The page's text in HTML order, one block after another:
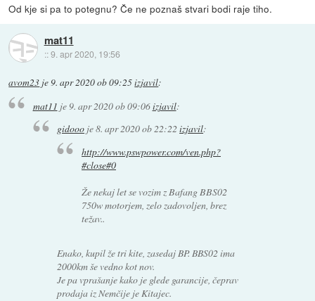
Od kje si pa to potegnu? Če ne poznaš stvari bodi raje tiho.
mat11
::9. apr 2020, 19:56
avom23 je9. apr 2020 ob 09:25izjavil:
mat11 je 9. apr 2020 ob 09:06izjavil:
gidooo je8. apr 2020 ob 22:22izjavil:
http://www.pswpower.com/ven.php?
#close#0
Že nekaj let se vozim z Bafang BBS02
750w motorjem, zelo zadovoljen, brez
težav..
Enako, kupil že tri kite, zasedaj BP. BBS02 ima
2000km še vedno kot nov.
Je pa vprašanje kako je glede garancije, čeprav
prodaja iz Nemčije je Kitajec.